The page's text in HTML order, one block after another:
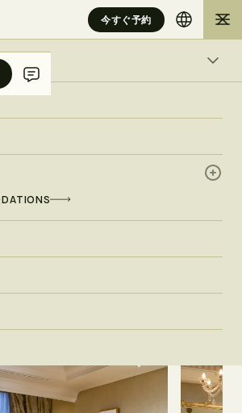
ート・アット・ホ
空室状況を確認
今すぐ予約
ジュアリーオールスイートシティホテル
ルーシブ・アーバ
ンク
、ジャカルタのオールスイートシティホ
験が待っています。卓越した洗練と職人技